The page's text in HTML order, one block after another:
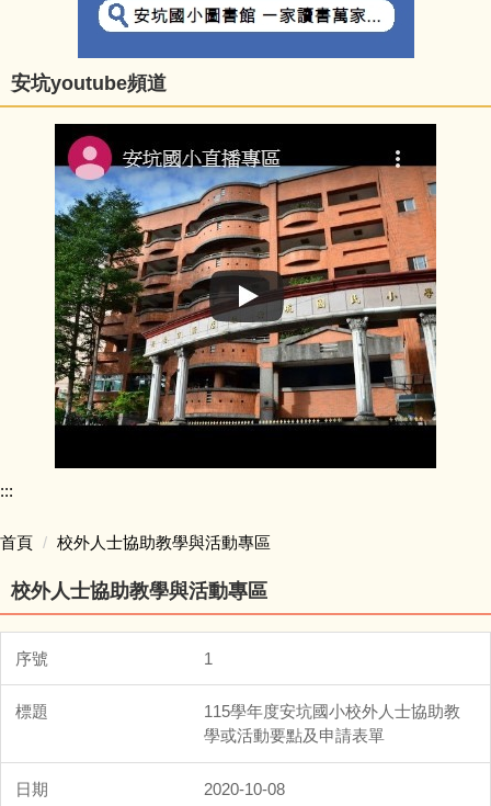
安坑youtube頻道
:::
首頁 校外人士協助教學與活動專區
校外人士協助教學與活動專區
1
115學年度安坑國小校外人士協助教
學或活動要點及申請表單
2020-10-08